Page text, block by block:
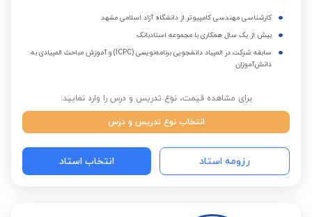
کارشناسی مهندسی کامپیوتر از دانشگاه آزاد اسلامی مشهد
بیش از یک سال همکاری با مجموعه استادبانک
سابقه شرکت در المپیاد دانشجویی برنامه‌نویسی (ICPC) و آموزش مباحث المپیادی به
دانش‌آموزان
برای مشاهده قیمت، نوع تدریس و درس را وارد نمایید:
انتخاب نوع تدریس و درس
رزومه استاد انتخاب استاد